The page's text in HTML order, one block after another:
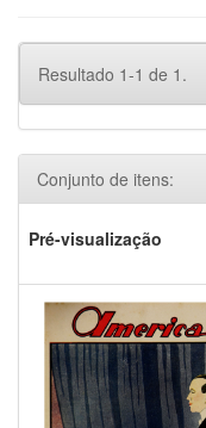
Resultado 1-1 de 1.
Conjunto de itens:
Pré-visualização